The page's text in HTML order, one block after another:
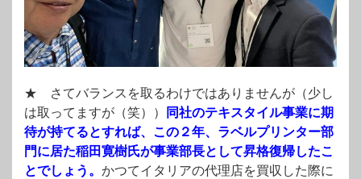
★ さてバランスを取るわけではありませんが（少し
は取ってますが（笑））
同社のテキスタイル事業に期
待が持てるとすれば、この２年、ラベルプリンター部
門に居た稲田寛樹氏が事業部長として昇格復帰したこ
とでしょう。 かつてイタリアの代理店を買収した際に